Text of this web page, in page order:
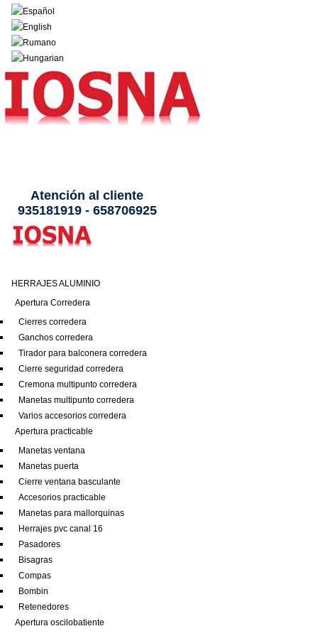
Atención al cliente
935181919 - 658706925
HERRAJES ALUMINIO
Apertura Corredera
Cierres corredera
Ganchos corredera
Tirador para balconera corredera
Cierre seguridad corredera
Cremona multipunto corredera
Manetas multipunto corredera
Varios accesorios corredera
Apertura practicable
Manetas ventana
Manetas puerta
Cierre ventana basculante
Accesorios practicable
Manetas para mallorquinas
Herrajes pvc canal 16
Pasadores
Bisagras
Compas
Bombin
Retenedores
Apertura oscilobatiente